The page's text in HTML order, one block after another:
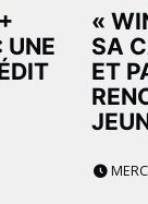
UNE
«
SA
ET